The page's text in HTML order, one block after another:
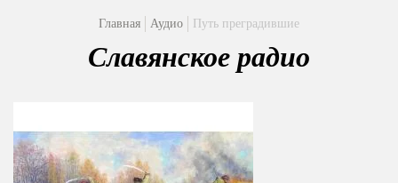
Главная Аудио Путь преградившие
Славянское радио